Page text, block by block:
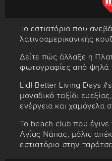
Το εστιατόριο που
λατινοαμερικανικής
Δείτε πώς άλλαξε η
φωτογραφίες από ψηλά
Lidl Better Living Days
μοναδικό ταξίδι
ενέργεια και χαμόγελα
Το beach club που
Αγίας Νάπας, μόλις
εστιατόριο στην